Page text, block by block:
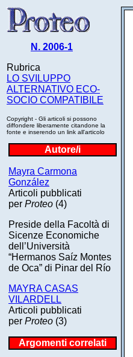
N. 2006-1
Rubrica
LO SVILUPPO
ALTERNATIVO ECO-
SOCIO COMPATIBILE
Copyright - Gli articoli si possono
diffondere liberamente citandone la
fonte e inserendo un link all'articolo
Autore/i
Mayra Carmona
González
Articoli pubblicati
per Proteo (4)
Preside della Facoltà di
Sicenze Economiche
dell’Università
“Hermanos Saíz Montes
de Oca” di Pinar del Río
MAYRA CASAS
VILARDELL
Articoli pubblicati
per Proteo (3)
Argomenti correlati